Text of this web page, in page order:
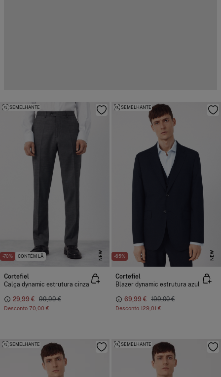
-70% CONTÉM LÃ NEW
SEMELHANTE
Cortefiel
Calça dynamic estrutura cinza
29,99 € 99,99 €
Desconto 70,00 €
-65% NEW
SEMELHANTE
Cortefiel
Blazer dynamic estrutura azul
69,99 € 199,00 €
Desconto 129,01 €
SEMELHANTE SEMELHANTE